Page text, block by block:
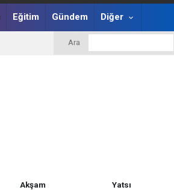
Eğitim Gündem Diğer
Ara
Akşam
Yatsı